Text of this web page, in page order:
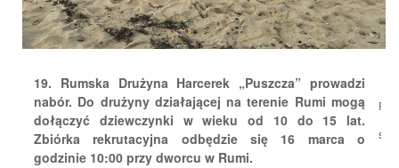
19. Rumska Drużyna Harcerek „Puszcza” prowadzi
nabór. Do drużyny działającej na terenie Rumi mogą
dołączyć dziewczynki w wieku od 10 do 15 lat.
Zbiórka rekrutacyjna odbędzie się 16 marca o
godzinie 10:00 przy dworcu w Rumi.
się: